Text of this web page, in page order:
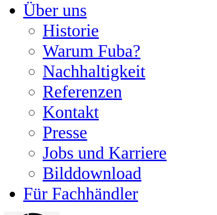
Über uns
Historie
Warum Fuba?
Nachhaltigkeit
Referenzen
Kontakt
Presse
Jobs und Karriere
Bilddownload
Für Fachhändler